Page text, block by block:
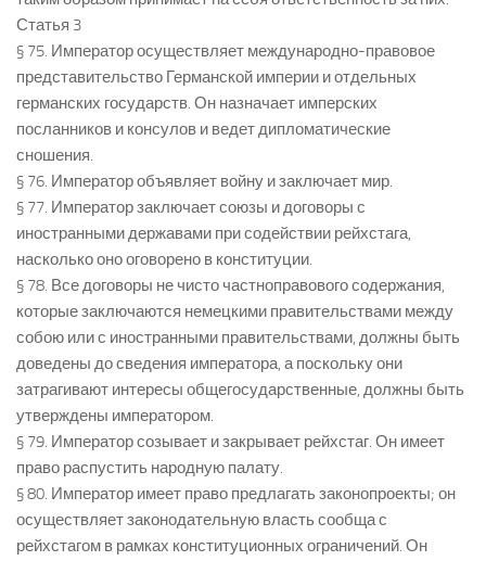
Статья 3
§ 75. Император осуществляет международно-правовое
представительство Германской империи и отдельных
германских государств. Он назначает имперских
посланников и консулов и ведет дипломатические
сношения.
§ 76. Император объявляет войну и заключает мир.
§ 77. Император заключает союзы и договоры с
иностранными державами при содействии рейхстага,
насколько оно оговорено в конституции.
§ 78. Все договоры не чисто частноправового содержания,
которые заключаются немецкими правительствами между
собою или с иностранными правительствами, должны быть
доведены до сведения императора, а поскольку они
затрагивают интересы общегосударственные, должны быть
утверждены императором.
§ 79. Император созывает и закрывает рейхстаг. Он имеет
право распустить народную палату.
§ 80. Император имеет право предлагать законопроекты; он
осуществляет законодательную власть сообща с
рейхстагом в рамках конституционных ограничений. Он